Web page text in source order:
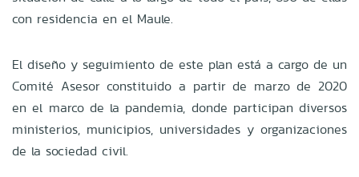
con residencia en el Maule.
El diseño y seguimiento de este plan está a cargo de un
Comité Asesor constituido a partir de marzo de 2020
en el marco de la pandemia, donde participan diversos
ministerios, municipios, universidades y organizaciones
de la sociedad civil.